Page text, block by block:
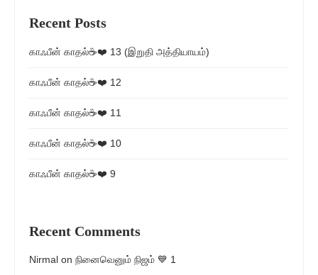
Recent Posts
காஃபீன் காதல்☕❤️ 13 (இறுதி அத்தியாயம்)
காஃபீன் காதல்☕❤️ 12
காஃபீன் காதல்☕❤️ 11
காஃபீன் காதல்☕❤️ 10
காஃபீன் காதல்☕❤️ 9
Recent Comments
Nirmal on நினைவெனும் நிஜம் 💙 1